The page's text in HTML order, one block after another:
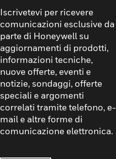
Iscrivetevi per ricevere
comunicazioni esclusive da
parte di Honeywell su
aggiornamenti di prodotti,
informazioni tecniche,
nuove offerte, eventi e
notizie, sondaggi, offerte
speciali e argomenti
correlati tramite telefono, e-
mail e altre forme di
comunicazione elettronica.